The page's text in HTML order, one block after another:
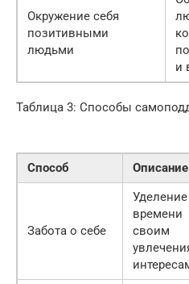
Окружение себя
позитивными
людьми
и
Таблица 3: Способы
Способ Описание
Забота о себе
Уделение
времени
своим